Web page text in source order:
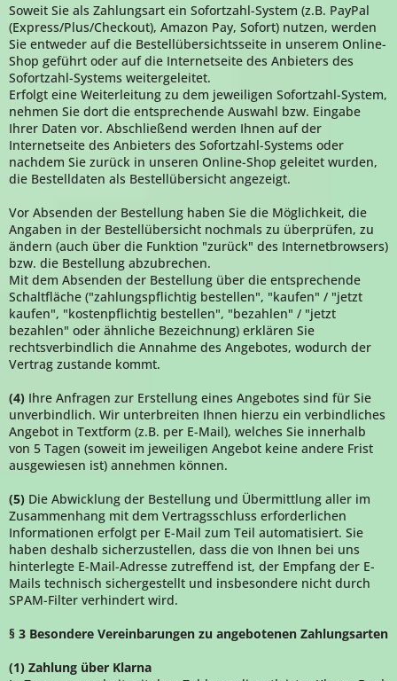
Soweit Sie als Zahlungsart ein Sofortzahl-System (z.B. PayPal
(Express/Plus/Checkout), Amazon Pay, Sofort) nutzen, werden
Sie entweder auf die Bestellübersichtsseite in unserem Online-
Shop geführt oder auf die Internetseite des Anbieters des
Sofortzahl-Systems weitergeleitet.
Erfolgt eine Weiterleitung zu dem jeweiligen Sofortzahl-System,
nehmen Sie dort die entsprechende Auswahl bzw. Eingabe
Ihrer Daten vor. Abschließend werden Ihnen auf der
Internetseite des Anbieters des Sofortzahl-Systems oder
nachdem Sie zurück in unseren Online-Shop geleitet wurden,
die Bestelldaten als Bestellübersicht angezeigt.
Vor Absenden der Bestellung haben Sie die Möglichkeit, die
Angaben in der Bestellübersicht nochmals zu überprüfen, zu
ändern (auch über die Funktion "zurück" des Internetbrowsers)
bzw. die Bestellung abzubrechen.
Mit dem Absenden der Bestellung über die entsprechende
Schaltfläche ("zahlungspflichtig bestellen", "kaufen" / "jetzt
kaufen", "kostenpflichtig bestellen", "bezahlen" / "jetzt
bezahlen" oder ähnliche Bezeichnung) erklären Sie
rechtsverbindlich die Annahme des Angebotes, wodurch der
Vertrag zustande kommt.
(4) Ihre Anfragen zur Erstellung eines Angebotes sind für Sie
unverbindlich. Wir unterbreiten Ihnen hierzu ein verbindliches
Angebot in Textform (z.B. per E-Mail), welches Sie innerhalb
von 5 Tagen (soweit im jeweiligen Angebot keine andere Frist
ausgewiesen ist) annehmen können.
(5) Die Abwicklung der Bestellung und Übermittlung aller im
Zusammenhang mit dem Vertragsschluss erforderlichen
Informationen erfolgt per E-Mail zum Teil automatisiert. Sie
haben deshalb sicherzustellen, dass die von Ihnen bei uns
hinterlegte E-Mail-Adresse zutreffend ist, der Empfang der E-
Mails technisch sichergestellt und insbesondere nicht durch
SPAM-Filter verhindert wird.
§ 3 Besondere Vereinbarungen zu angebotenen Zahlungsarten
(1) Zahlung über Klarna